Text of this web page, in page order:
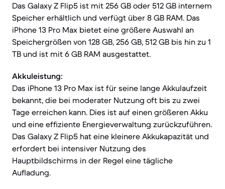
Das Galaxy Z Flip5 ist mit 256 GB oder 512 GB internem
Speicher erhältlich und verfügt über 8 GB RAM. Das
iPhone 13 Pro Max bietet eine größere Auswahl an
Speichergrößen von 128 GB, 256 GB, 512 GB bis hin zu 1
TB und ist mit 6 GB RAM ausgestattet.
Akkuleistung:
Das iPhone 13 Pro Max ist für seine lange Akkulaufzeit
bekannt, die bei moderater Nutzung oft bis zu zwei
Tage erreichen kann. Dies ist auf einen größeren Akku
und eine effiziente Energieverwaltung zurückzuführen.
Das Galaxy Z Flip5 hat eine kleinere Akkukapazität und
erfordert bei intensiver Nutzung des
Hauptbildschirms in der Regel eine tägliche
Aufladung.